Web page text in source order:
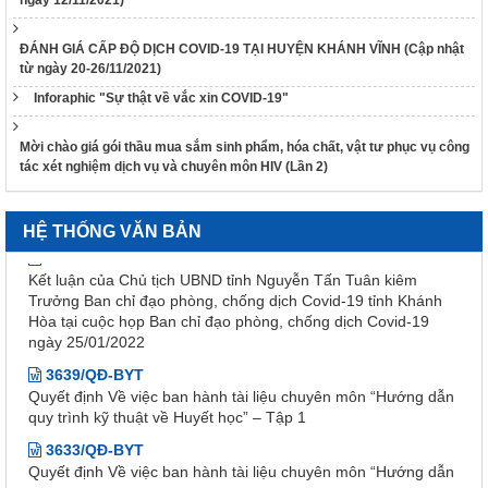
ĐÁNH GIÁ CẤP ĐỘ DỊCH COVID-19 TẠI HUYỆN KHÁNH VĨNH (Cập nhật
từ ngày 20-26/11/2021)
Inforaphic "Sự thật về vắc xin COVID-19"
Mời chào giá gói thầu mua sắm sinh phẩm, hóa chất, vật tư phục vụ công
tác xét nghiệm dịch vụ và chuyên môn HIV (Lần 2)
HỆ THỐNG VĂN BẢN
Kết luận của UBND tỉnh Nguyễn Tấn Tuân kiêm Trưởng Ban
Chỉ đạo phòng, chống dịch Covid-19 tỉnh Khánh Hòa tại cuộc
họp Ban Chỉ đạo phòng, chống dịch Covid-19 ngày
25/01/2022
48/TB-UBND
Kết luận của Phó Chủ tịch UBND tỉnh Đinh Văn Thiệu kiêm
Phó Trưởng Ban chỉ đạo phòng, chống dịch Covid-19 tỉnh
38/TB-UBND
Kết luận của Chủ tịch UBND tỉnh Nguyễn Tấn Tuân kiêm
Trưởng Ban chỉ đạo phòng, chống dịch Covid-19 tỉnh Khánh
Hòa tại cuộc họp Ban chỉ đạo phòng, chống dịch Covid-19
ngày 25/01/2022
3639/QĐ-BYT
Quyết định Về việc ban hành tài liệu chuyên môn “Hướng dẫn
quy trình kỹ thuật về Huyết học” – Tập 1
3633/QĐ-BYT
Quyết định Về việc ban hành tài liệu chuyên môn “Hướng dẫn
quy trình kỹ thuật về tạo máu và lympho - Tập 2.1”